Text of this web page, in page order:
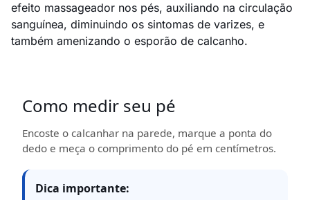
efeito massageador nos pés, auxiliando na circulação
sanguínea, diminuindo os sintomas de varizes, e
também amenizando o esporão de calcanho.
Como medir seu pé
Encoste o calcanhar na parede, marque a ponta do
dedo e meça o comprimento do pé em centímetros.
Dica importante: